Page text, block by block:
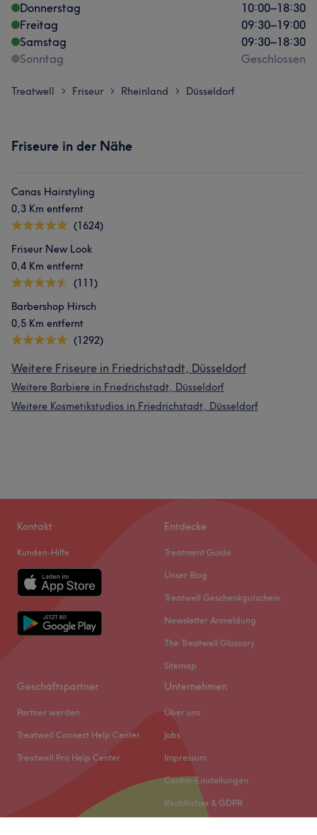
Donnerstag
10:00–18:30
Freitag
09:30–19:00
Samstag
09:30–18:30
Sonntag
Geschlossen
Treatwell > Friseur > Rheinland > Düsseldorf
Friseure in der Nähe
Canas Hairstyling
0,3 Km entfernt
(1624)
Friseur New Look
0,4 Km entfernt
(111)
Barbershop Hirsch
0,5 Km entfernt
(1292)
Weitere Friseure in Friedrichstadt, Düsseldorf
Weitere Barbiere in Friedrichstadt, Düsseldorf
Weitere Kosmetikstudios in Friedrichstadt, Düsseldorf
Kontakt
Kunden-Hilfe
Entdecke
Treatment Guide
Unser Blog
Treatwell Geschenkgutschein
Newsletter Anmeldung
The Treatwell Glossary
Sitemap
Geschäftspartner
Partner werden
Treatwell Connect Help Center
Treatwell Pro Help Center
Unternehmen
Über uns
Jobs
Impressum
Cookie-Einstellungen
Rechtliches & GDPR